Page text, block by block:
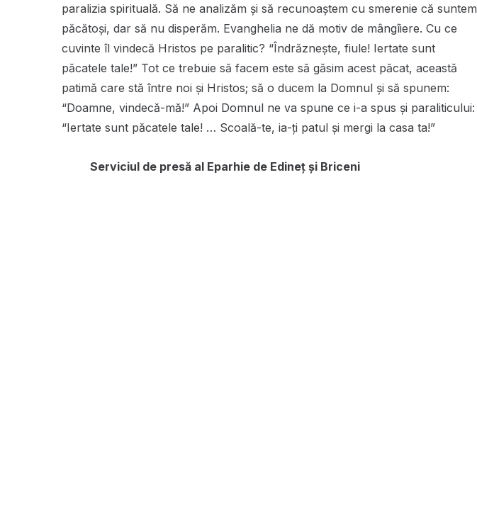
paralizia spirituală. Să ne analizăm şi să recunoaştem cu smerenie că suntem
păcătoși, dar să nu disperăm. Evanghelia ne dă motiv de mângîiere. Cu ce
cuvinte îl vindecă Hristos pe paralitic? “Îndrăzneşte, fiule! Iertate sunt
păcatele tale!” Tot ce trebuie să facem este să găsim acest păcat, această
patimă care stă între noi şi Hristos; să o ducem la Domnul şi să spunem:
“Doamne, vindecă-mă!” Apoi Domnul ne va spune ce i-a spus şi paraliticului:
“Iertate sunt păcatele tale! … Scoală-te, ia-ţi patul şi mergi la casa ta!”
Serviciul de presă al Eparhie de Edineț și Briceni